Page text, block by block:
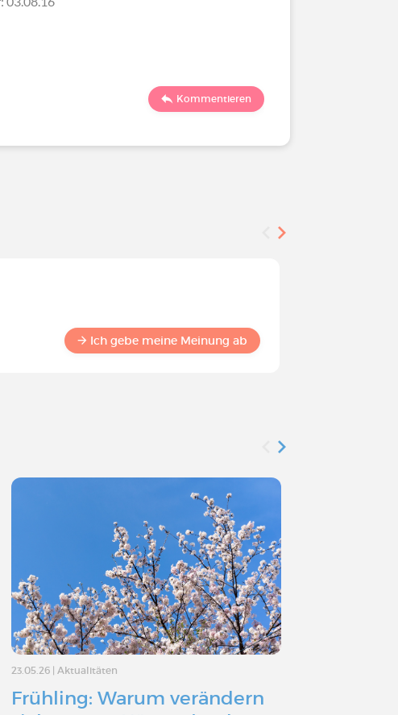
Kommentieren
Ich gebe meine Meinung ab
23.05.26 |Aktualitäten
Frühling: Warum verändern